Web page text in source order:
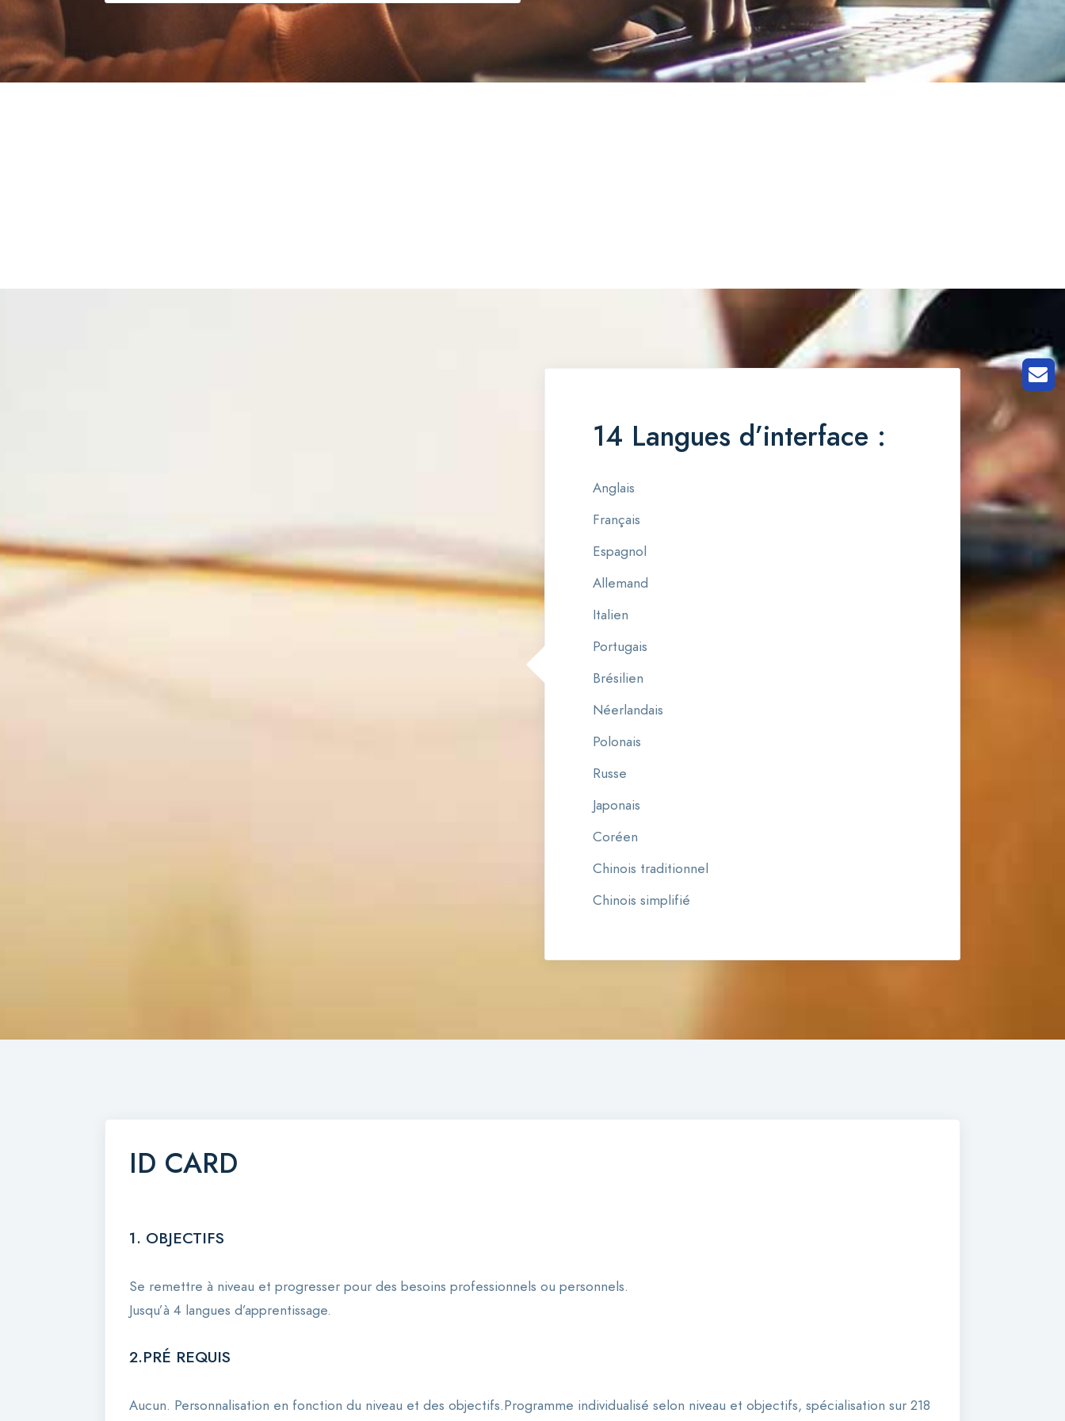
14 Langues d’interface :
Anglais
Français
Espagnol
Allemand
Italien
Portugais
Brésilien
Néerlandais
Polonais
Russe
Japonais
Coréen
Chinois traditionnel
Chinois simplifié
ID CARD
1. OBJECTIFS
Se remettre à niveau et progresser pour des besoins professionnels ou personnels.
Jusqu’à 4 langues d’apprentissage.
2.PRÉ REQUIS
Aucun. Personnalisation en fonction du niveau et des objectifs.Programme individualisé selon niveau et objectifs, spécialisation sur 218